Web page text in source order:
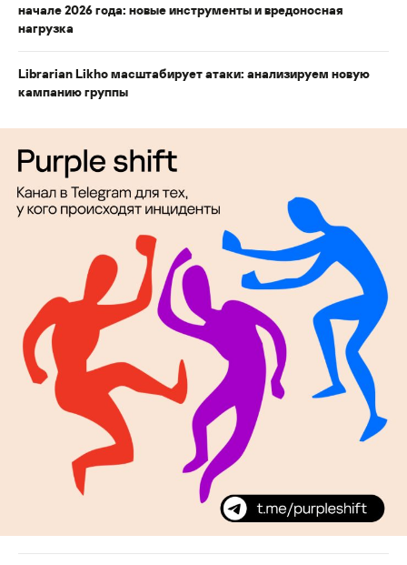
начале 2026 года: новые инструменты и вредоносная
нагрузка
Librarian Likho масштабирует атаки: анализируем новую
кампанию группы